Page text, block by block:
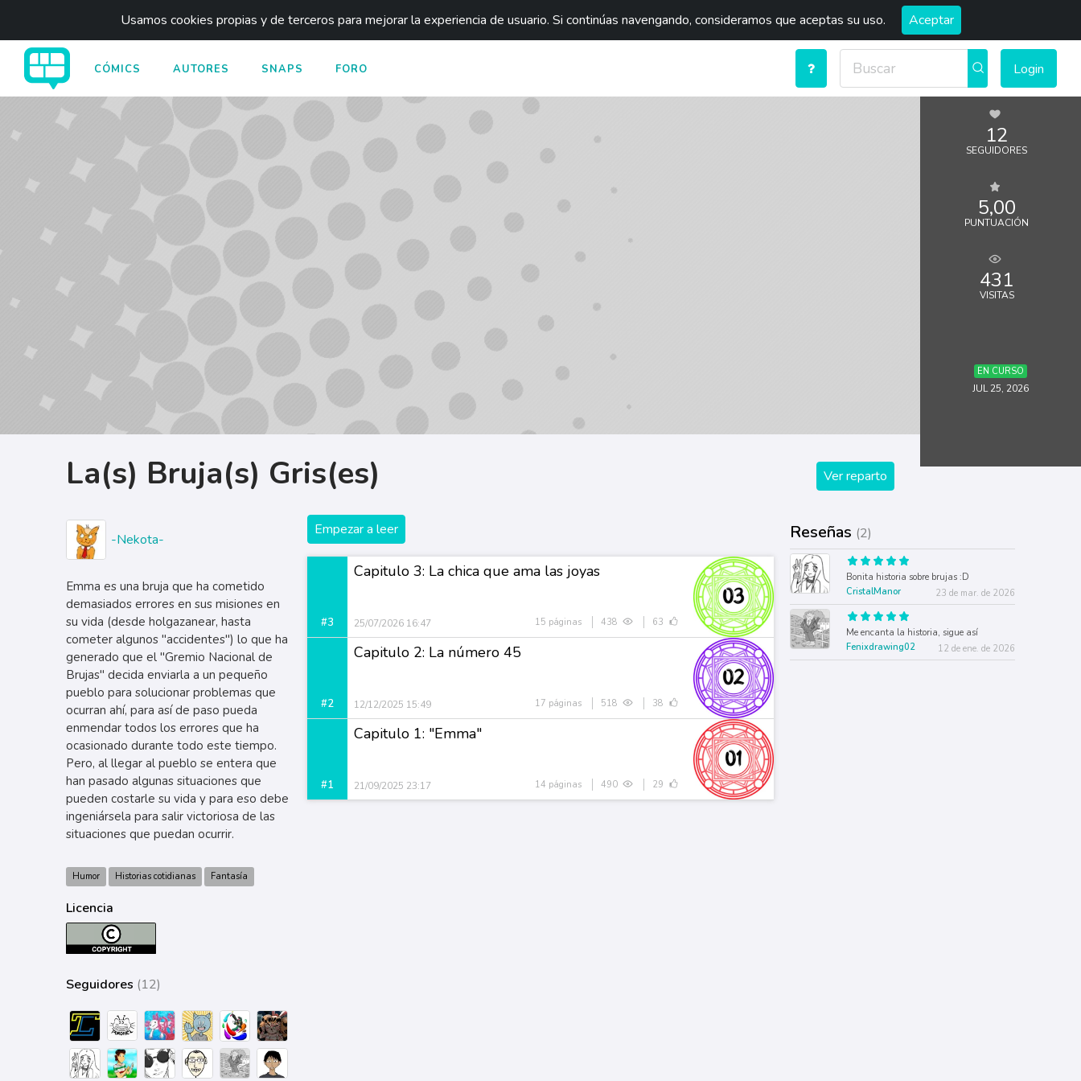
Usamos cookies propias y de terceros para mejorar la experiencia de usuario. Si continúas navengando, consideramos que aceptas su uso. Aceptar
CÓMICS AUTORES SNAPS FORO Login
12
SEGUIDORES
5,00
PUNTUACIÓN
431
VISITAS
EN CURSO
JUL 25, 2026
La(s) Bruja(s) Gris(es) Ver reparto
-Nekota-
Emma es una bruja que ha cometido
demasiados errores en sus misiones en
su vida (desde holgazanear, hasta
cometer algunos "accidentes") lo que ha
generado que el "Gremio Nacional de
Brujas" decida enviarla a un pequeño
pueblo para solucionar problemas que
ocurran ahí, para así de paso pueda
enmendar todos los errores que ha
ocasionado durante todo este tiempo.
Pero, al llegar al pueblo se entera que
han pasado algunas situaciones que
pueden costarle su vida y para eso debe
ingeniársela para salir victoriosa de las
situaciones que puedan ocurrir.
Humor Historias cotidianas Fantasía
Licencia
Seguidores (12)
Empezar a leer
#3
Capitulo 3: La chica que ama las joyas
25/07/2026 16:47 15 páginas 438 63
#2
Capitulo 2: La número 45
12/12/2025 15:49 17 páginas 518 38
#1
Capitulo 1: "Emma"
21/09/2025 23:17 14 páginas 490 29
Reseñas (2)
Bonita historia sobre brujas :D
CristalManor
23 de mar. de 2026
Me encanta la historia, sigue así
Fenixdrawing02
12 de ene. de 2026